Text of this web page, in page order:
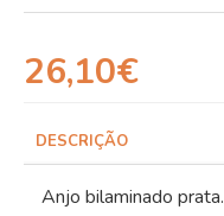
26,10€
DESCRIÇÃO
Anjo bilaminado prata.